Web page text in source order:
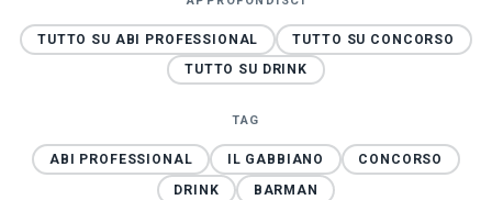
TUTTO SU ABI PROFESSIONAL
TUTTO SU CONCORSO
TUTTO SU DRINK
TAG
ABI PROFESSIONAL IL GABBIANO
CONCORSO
DRINK
BARMAN